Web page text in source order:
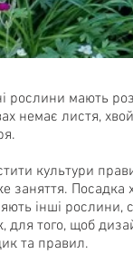
рослини мають
немає листя,
культури
заняття.
інші
для того, щоб
та правил.